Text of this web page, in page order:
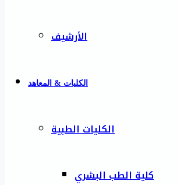
الأرشيف
الكليات & المعاهد
الكليات الطبية
كلية الطب البشري